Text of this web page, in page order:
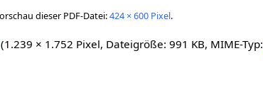
dieser PDF-Datei:424 × 600 Pixel.
(1.239 × 1.752 Pixel, Dateigröße: 991 KB, MIME-Typ: